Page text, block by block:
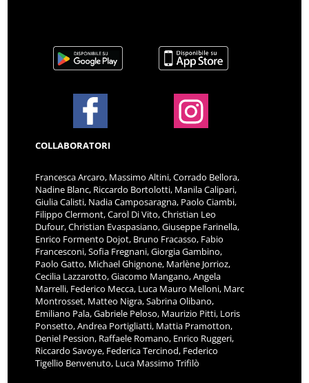
COLLABORATORI
Francesca Arcaro, Massimo Altini, Corrado Bellora,
Nadine Blanc, Riccardo Bortolotti, Manila Calipari,
Giulia Calisti, Nadia Camposaragna, Paolo Ciambi,
Filippo Clermont, Carol Di Vito, Christian Leo
Dufour, Christian Evaspasiano, Giuseppe Farinella,
Enrico Formento Dojot, Bruno Fracasso, Fabio
Francesconi, Sofia Fregnani, Giorgia Gambino,
Paolo Gatto, Michael Ghignone, Marlène Jorrioz,
Cecilia Lazzarotto, Giacomo Mangano, Angela
Marrelli, Federico Mecca, Luca Mauro Melloni, Marc
Montrosset, Matteo Nigra, Sabrina Olibano,
Emiliano Pala, Gabriele Peloso, Maurizio Pitti, Loris
Ponsetto, Andrea Portigliatti, Mattia Pramotton,
Deniel Pession, Raffaele Romano, Enrico Ruggeri,
Riccardo Savoye, Federica Tercinod, Federico
Tigellio Benvenuto, Luca Massimo Trifilò